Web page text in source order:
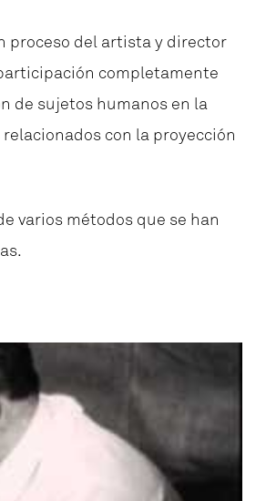
proceso del artista y director
completamente
de sujetos humanos en la
con la proyección
varios métodos que se han